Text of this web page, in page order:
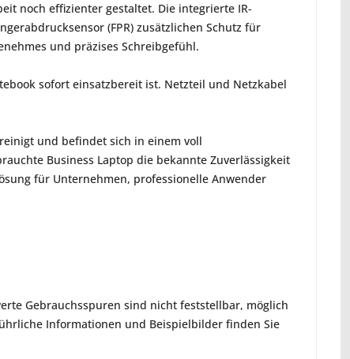
noch effizienter gestaltet. Die integrierte IR-
(FPR) zusätzlichen Schutz für
und präzises Schreibgefühl.
sofort einsatzbereit ist. Netzteil und Netzkabel
und befindet sich in einem voll
Business Laptop die bekannte Zuverlässigkeit
für Unternehmen, professionelle Anwender
Gebrauchsspuren sind nicht feststellbar, möglich
Informationen und Beispielbilder finden Sie